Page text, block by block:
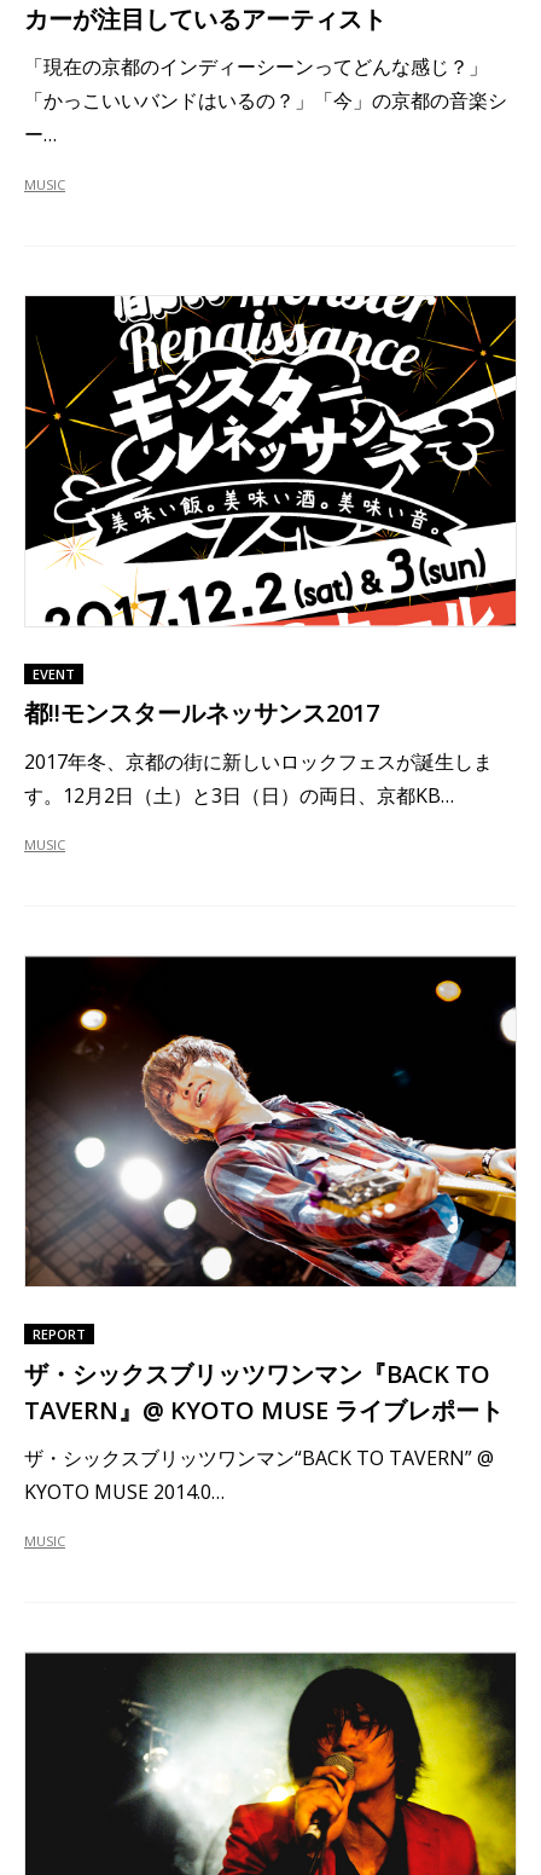
カーが注目しているアーティスト
「現在の京都のインディーシーンってどんな感じ？」
「かっこいいバンドはいるの？」「今」の京都の音楽シ
ー…
MUSIC
EVENT
都!!モンスタールネッサンス2017
2017年冬、京都の街に新しいロックフェスが誕生しま
す。12月2日（土）と3日（日）の両日、京都KB…
MUSIC
REPORT
ザ・シックスブリッツワンマン『BACK TO
TAVERN』@ KYOTO MUSE ライブレポート
ザ・シックスブリッツワンマン“BACK TO TAVERN” @
KYOTO MUSE 2014.0…
MUSIC